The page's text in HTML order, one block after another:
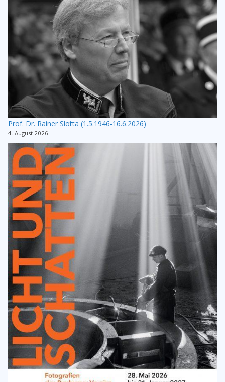
Prof. Dr. Rainer Slotta (1.5.1946-16.6.2026)
4. August 2026